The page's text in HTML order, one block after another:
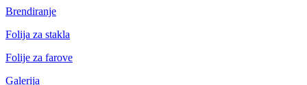
Brendiranje
Folija za stakla
Folije za farove
Galerija